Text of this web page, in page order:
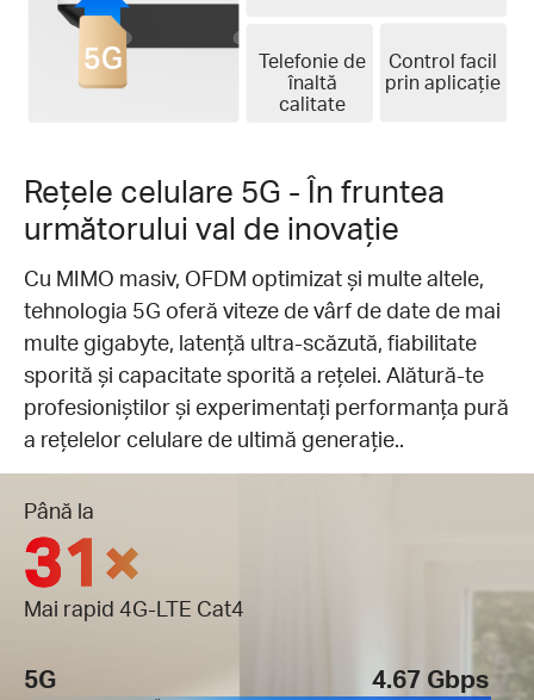
Telefonie de
înaltă
calitate
Control facil
prin aplicație
Rețele celulare 5G - În fruntea
următorului val de inovație
Cu MIMO masiv, OFDM optimizat și multe altele,
tehnologia 5G oferă viteze de vârf de date de mai
multe gigabyte, latență ultra-scăzută, fiabilitate
sporită și capacitate sporită a rețelei. Alătură-te
profesioniștilor și experimentați performanța pură
a rețelelor celulare de ultimă generație..
Până la
31×
Mai rapid 4G-LTE Cat4
5G 4.67 Gbps